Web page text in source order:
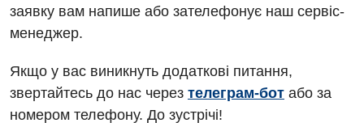
Вакцинація
Відділення інтенсивної терапії
Відділення кардіосудинної патології та неврології
Хірургічне відділення
Швидка медична допомога
заявку вам напише або зателефонує наш сервіс-
менеджер.
Якщо у вас виникнуть додаткові питання,
звертайтесь до нас через телеграм-бот або за
номером телефону. До зустрічі!